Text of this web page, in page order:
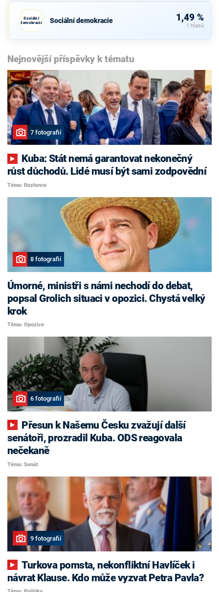
Sociální
demokracie
Sociální demokracie 1,49 %
1 hlasů
Nejnovější příspěvky k tématu
7 fotografií
růst důchodů. Lidé musí být sami zodpovědní
Téma: Rozhovor
8 fotografií
Úmorné, ministři s námi nechodí do debat,
popsal Grolich situaci v opozici. Chystá velký
krok
Téma: Opozice
6 fotografií
senátoři, prozradil Kuba. ODS reagovala
nečekaně
Téma: Senát
9 fotografií
Turkova pomsta, nekonfliktní Havlíček i
návrat Klause. Kdo může vyzvat Petra Pavla?